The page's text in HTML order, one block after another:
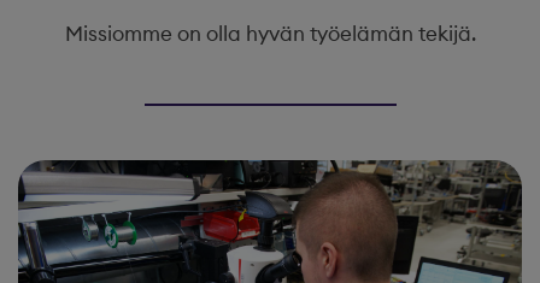
Missiomme on olla hyvän työelämän tekijä.